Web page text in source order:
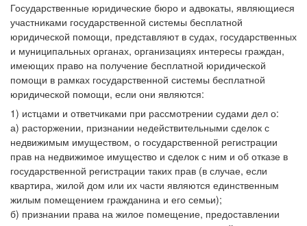
Государственные юридические бюро и адвокаты, являющиеся
участниками государственной системы бесплатной
юридической помощи, представляют в судах, государственных
и муниципальных органах, организациях интересы граждан,
имеющих право на получение бесплатной юридической
помощи в рамках государственной системы бесплатной
юридической помощи, если они являются:
1) истцами и ответчиками при рассмотрении судами дел о:
а) расторжении, признании недействительными сделок с
недвижимым имуществом, о государственной регистрации
прав на недвижимое имущество и сделок с ним и об отказе в
государственной регистрации таких прав (в случае, если
квартира, жилой дом или их части являются единственным
жилым помещением гражданина и его семьи);
б) признании права на жилое помещение, предоставлении